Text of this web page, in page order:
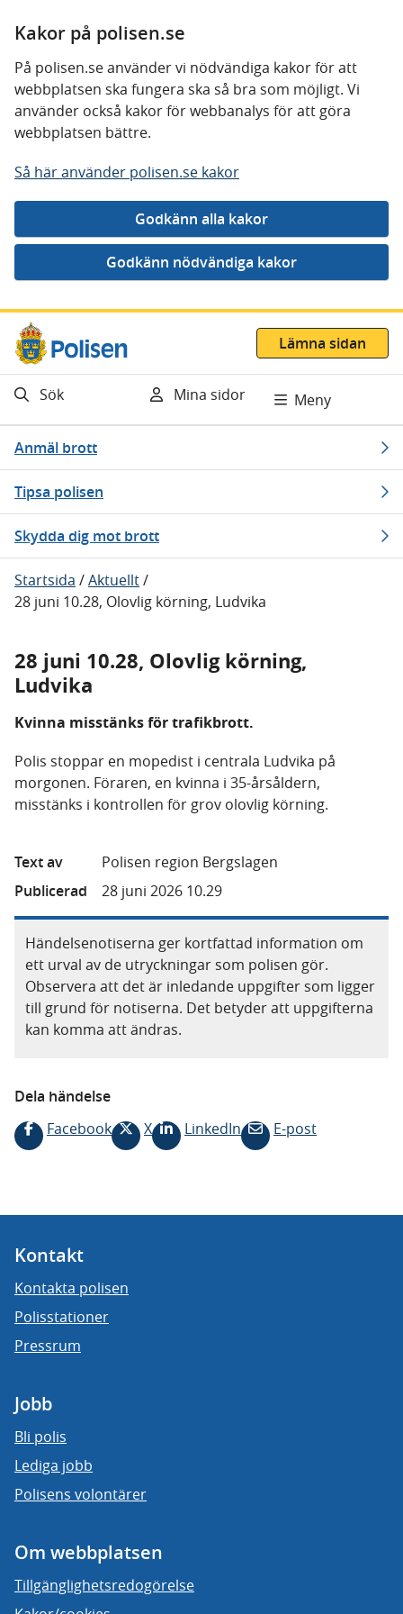
Kakor på polisen.se
På polisen.se använder vi nödvändiga kakor för att
webbplatsen ska fungera ska så bra som möjligt. Vi
använder också kakor för webbanalys för att göra
webbplatsen bättre.
Så här använder polisen.se kakor
Gå direkt till innehåll
Lämna sidan
Sök Mina sidor Meny
Anmäl brott
Tipsa polisen
Skydda dig mot brott
Startsida /Aktuellt/
28 juni 10.28, Olovlig körning, Ludvika
28 juni 10.28, Olovlig körning,
Ludvika
Kvinna misstänks för trafikbrott.
Polis stoppar en mopedist i centrala Ludvika på
morgonen. Föraren, en kvinna i 35-årsåldern,
misstänks i kontrollen för grov olovlig körning.
Text av
Polisen region Bergslagen
Publicerad
28 juni 2026 10.29
Händelsenotiserna ger kortfattad information om
ett urval av de utryckningar som polisen gör.
Observera att det är inledande uppgifter som ligger
till grund för notiserna. Det betyder att uppgifterna
kan komma att ändras.
Dela händelse
Facebook
X LinkedIn E-post
Kontakt
Kontakta polisen
Polisstationer
Pressrum
Jobb
Bli polis
Lediga jobb
Polisens volontärer
Om webbplatsen
Tillgänglighetsredogörelse